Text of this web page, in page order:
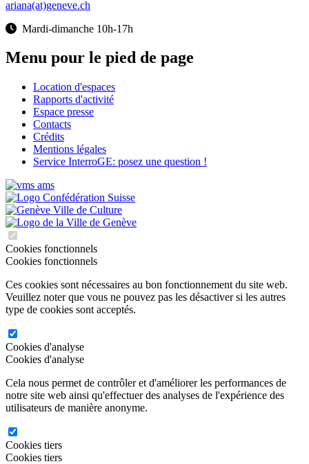
ariana(at)geneve.ch
Mardi-dimanche 10h-17h
Menu pour le pied de page
Location d'espaces
Rapports d'activité
Espace presse
Contacts
Crédits
Mentions légales
Service InterroGE: posez une question !
Cookies fonctionnels
Cookies fonctionnels
Ces cookies sont nécessaires au bon fonctionnement du site web.
Veuillez noter que vous ne pouvez pas les désactiver si les autres
type de cookies sont acceptés.
Cookies d'analyse
Cookies d'analyse
Cela nous permet de contrôler et d'améliorer les performances de
notre site web ainsi qu'effectuer des analyses de l'expérience des
utilisateurs de manière anonyme.
Cookies tiers
Cookies tiers